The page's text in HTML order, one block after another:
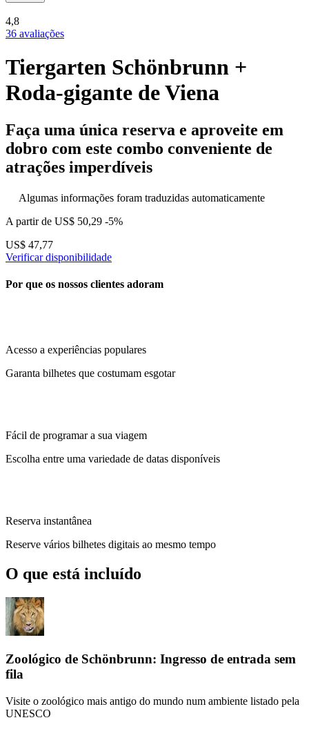
4,8
36 avaliações
Tiergarten Schönbrunn +
Roda-gigante de Viena
Faça uma única reserva e aproveite em
dobro com este combo conveniente de
atrações imperdíveis
Algumas informações foram traduzidas automaticamente
A partir de US$ 50,29 -5%
US$ 47,77
Verificar disponibilidade
Por que os nossos clientes adoram
Acesso a experiências populares
Garanta bilhetes que costumam esgotar
Fácil de programar a sua viagem
Escolha entre uma variedade de datas disponíveis
Reserva instantânea
Reserve vários bilhetes digitais ao mesmo tempo
O que está incluído
Zoológico de Schönbrunn: Ingresso de entrada sem
fila
Visite o zoológico mais antigo do mundo num ambiente listado pela
UNESCO